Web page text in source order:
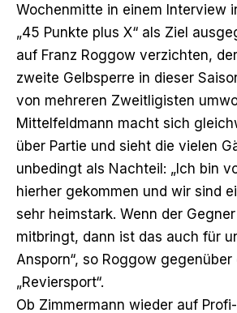
Wochenmitte in einem Interview
„45 Punkte plus X“ als Ziel
auf Franz Roggow verzichten,
zweite Gelbsperre in dieser
von mehreren Zweitligisten
Mittelfeldmann macht sich
über Partie und sieht die vielen
unbedingt als Nachteil: „Ich bin
hierher gekommen und wir sind
sehr heimstark. Wenn der
mitbringt, dann ist das auch für
Ansporn“, so Roggow gegenüber
„Reviersport“.
Ob Zimmermann wieder auf